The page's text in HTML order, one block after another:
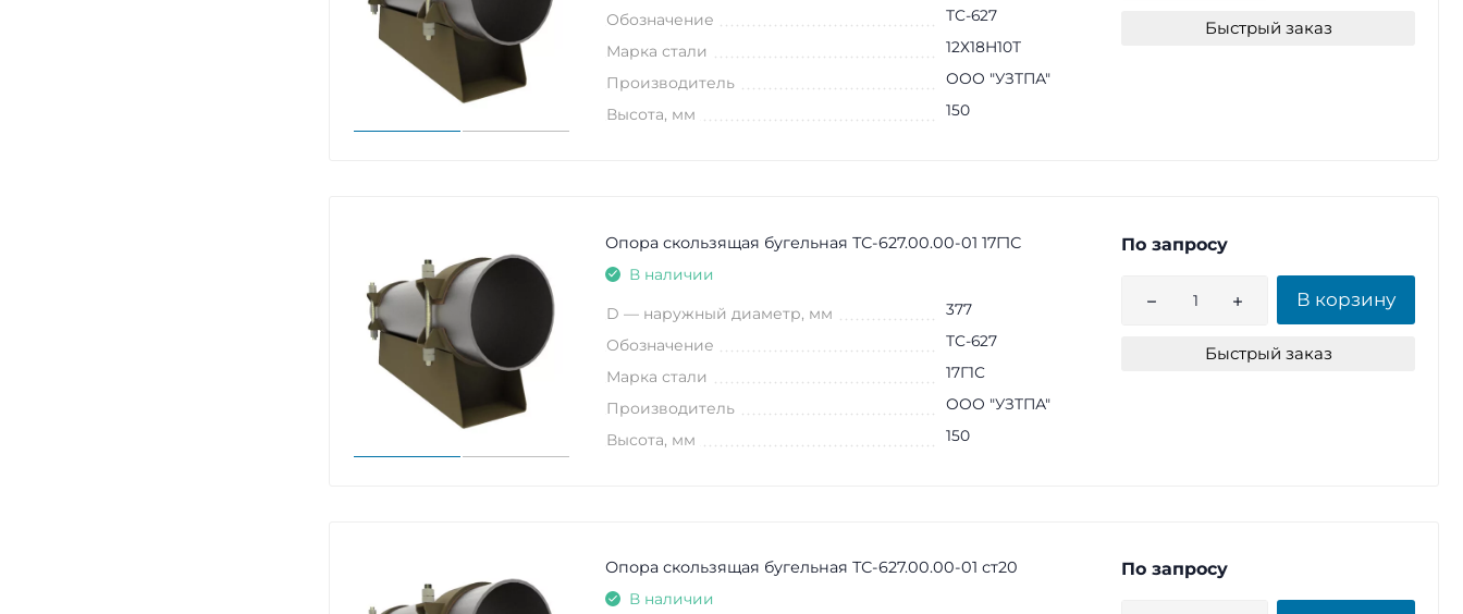
Обозначение ТС-627
Марка стали 12Х18Н10Т
Производитель ООО "УЗТПА"
Высота, мм 150
Быстрый заказ
Опора скользящая бугельная ТС-627.00.00-01 17Г1С
В наличии
D — наружный диаметр, мм 377
Обозначение ТС-627
Марка стали 17Г1С
Производитель ООО "УЗТПА"
Высота, мм 150
По запросу
В корзину
Быстрый заказ
Опора скользящая бугельная ТС-627.00.00-01 ст20
В наличии
По запросу